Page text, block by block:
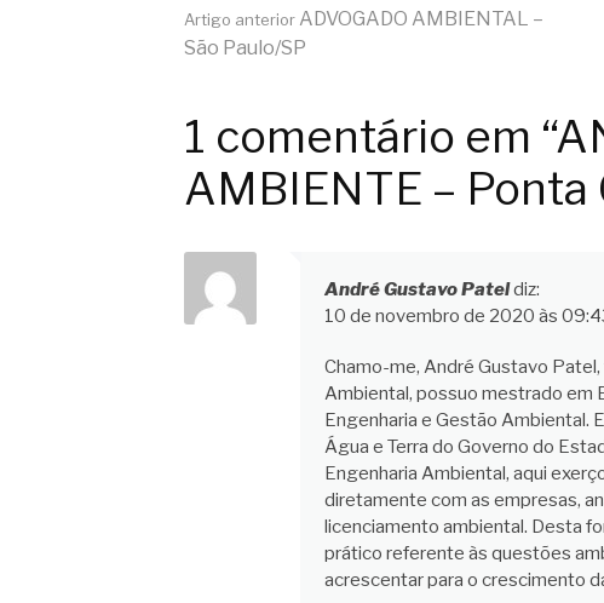
Continue
lendo
Artigo anterior ADVOGADO AMBIENTAL –
São Paulo/SP
1 comentário em
AMBIENTE – Ponta
André Gustavo Pateldiz:
10 de novembro de 2020 às
Chamo-me, André Gustavo
Ambiental, possuo mestrado em
Engenharia e Gestão
Água e Terra do Governo do
Engenharia Ambiental, aqui
diretamente com as empresas,
licenciamento ambiental. Desta
prático referente às questões
acrescentar para o crescimento